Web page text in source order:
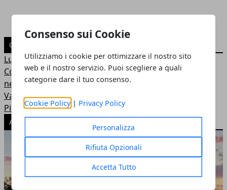
Consenso sui Cookie
Utilizziamo i cookie per ottimizzare il nostro sito
web e il nostro servizio. Puoi scegliere a quali
categorie dare il tuo consenso.
Cookie Policy | Privacy Policy
Personalizza
Rifiuta Opzionali
Accetta Tutto
CATEGORIE
Luoghi di Interesse
Come andare
news
Vacanze con bambini
Piatti tipici
ARTICOLI POPOLARI